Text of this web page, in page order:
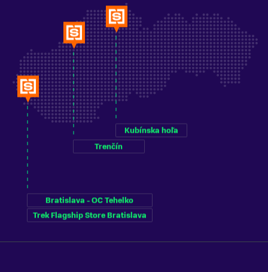
Bratislava - OC Tehelko
Trek Flagship Store Bratislava
Trenčín
Kubínska hoľa